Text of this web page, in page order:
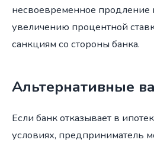
несвоевременное продление
увеличению процентной
санкциям со стороны банка.
Альтернативные
Если банк отказывает в
условиях, предприниматель